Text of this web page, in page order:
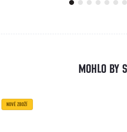
NOVÉ ZBOŽÍ